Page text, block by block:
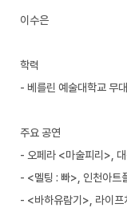
이수은
학력
- 베를린 예술대학교 무
주요 공연
- 오페라 <마술피리>,
- <멜팅 : 빠>, 인천아트
- <바하유람기>, 라이